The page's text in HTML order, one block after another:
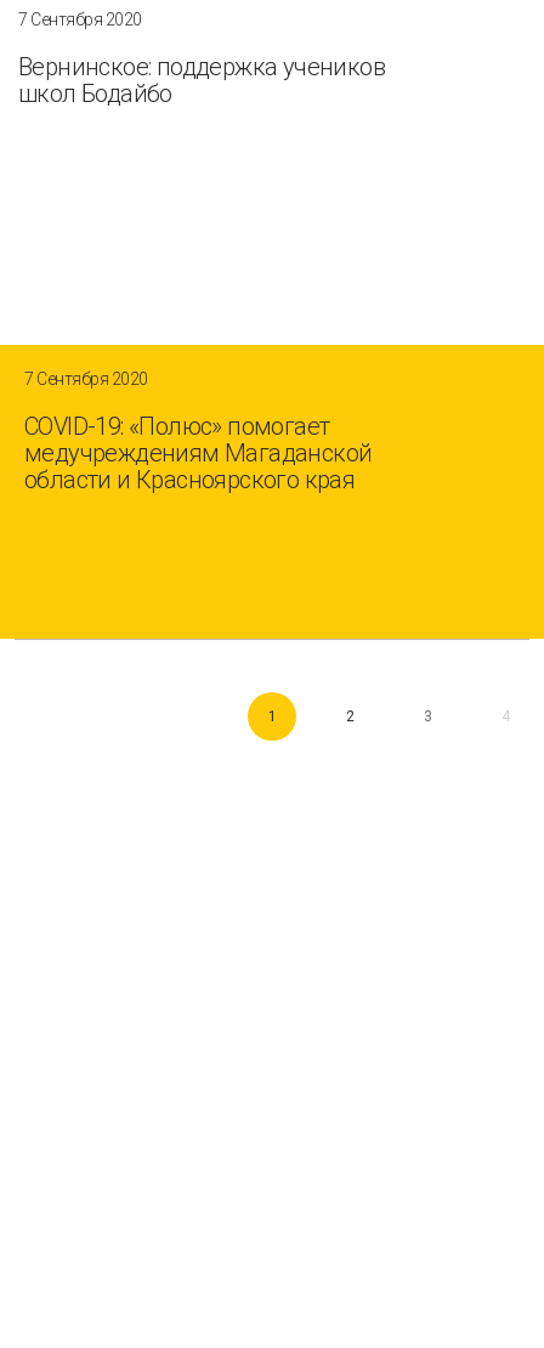
7 Сентября 2020
Вернинское: поддержка учеников
школ Бодайбо
7 Сентября 2020
COVID-19: «Полюс» помогает
медучреждениям Магаданской
области и Красноярского края
1 2 3 4